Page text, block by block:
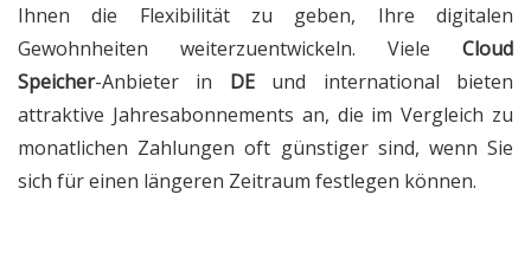
Ihnen die Flexibilität zu geben, Ihre digitalen
Gewohnheiten weiterzuentwickeln. Viele Cloud
Speicher-Anbieter in DEund international bieten
attraktive Jahresabonnements an, die im Vergleich zu
monatlichen Zahlungen oft günstiger sind, wenn Sie
sich für einen längeren Zeitraum festlegen können.